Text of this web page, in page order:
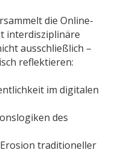
die Online-
interdisziplinäre
ausschließlich –
reflektieren:
im digitalen
des
traditioneller